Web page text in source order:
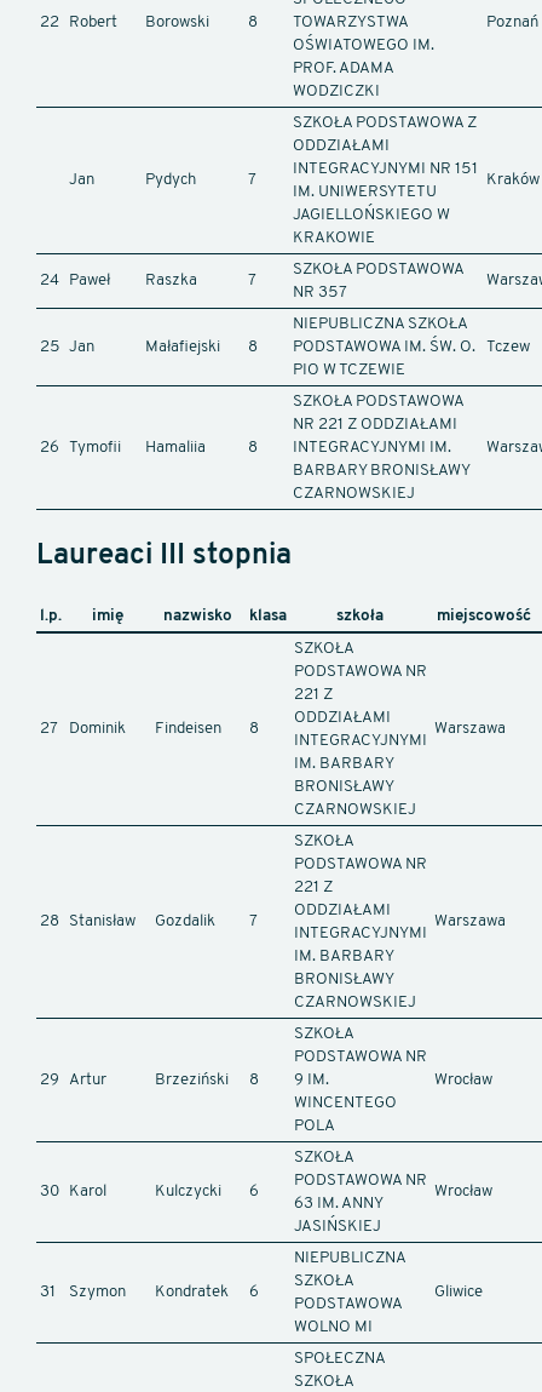
22 Robert Borowski 8
TOWARZYSTWA
OŚWIATOWEGO IM.
PROF. ADAMA
WODZICZKI
Poznań
Jan Pydych 7
SZKOŁA PODSTAWOWA Z
ODDZIAŁAMI
INTEGRACYJNYMI NR 151
IM. UNIWERSYTETU
JAGIELLOŃSKIEGO W
KRAKOWIE
Kraków
24 Paweł Raszka 7
SZKOŁA PODSTAWOWA
NR 357
25 Jan Małafiejski 8
NIEPUBLICZNA SZKOŁA
PODSTAWOWA IM. ŚW. O.
PIO W TCZEWIE
Tczew
26 Tymofii Hamaliia 8
SZKOŁA PODSTAWOWA
NR 221 Z ODDZIAŁAMI
INTEGRACYJNYMI IM.
BARBARY BRONISŁAWY
CZARNOWSKIEJ
Laureaci III stopnia
l.p. imię nazwisko klasa szkoła miejscowość
27 Dominik Findeisen 8
SZKOŁA
PODSTAWOWA NR
221 Z
ODDZIAŁAMI
INTEGRACYJNYMI
IM. BARBARY
BRONISŁAWY
CZARNOWSKIEJ
Warszawa
28 Stanisław Gozdalik 7
SZKOŁA
PODSTAWOWA NR
221 Z
ODDZIAŁAMI
INTEGRACYJNYMI
IM. BARBARY
BRONISŁAWY
CZARNOWSKIEJ
Warszawa
29 Artur Brzeziński 8
SZKOŁA
PODSTAWOWA NR
9 IM.
WINCENTEGO
POLA
Wrocław
30 Karol Kulczycki 6
SZKOŁA
PODSTAWOWA NR
63 IM. ANNY
JASIŃSKIEJ
Wrocław
31 Szymon Kondratek 6
NIEPUBLICZNA
SZKOŁA
PODSTAWOWA
WOLNO MI
Gliwice
SPOŁECZNA
SZKOŁA